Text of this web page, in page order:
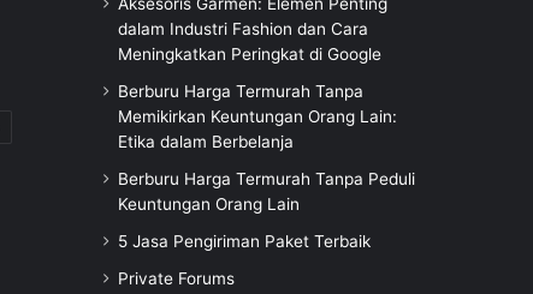
dalam Industri Fashion dan Cara
Meningkatkan Peringkat di Google
Berburu Harga Termurah Tanpa
Memikirkan Keuntungan Orang Lain:
Etika dalam Berbelanja
Berburu Harga Termurah Tanpa Peduli
Keuntungan Orang Lain
5 Jasa Pengiriman Paket Terbaik
Private Forums